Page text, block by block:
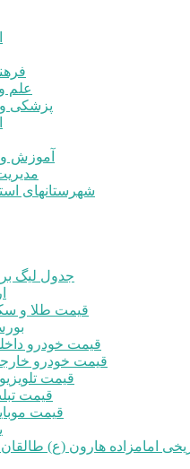
علم
پزشکی
آموزش
شهرستانهای
جدول لیگ
قیمت طلا و
قیمت خودرو
قیمت خودرو
قیمت
قیمت
قیمت
امامزاده هارون (ع)